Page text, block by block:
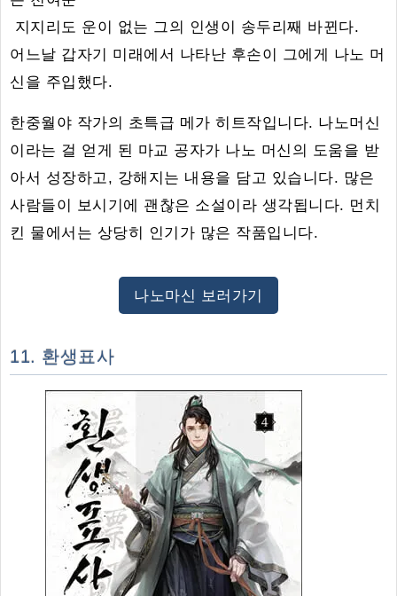
지지리도 운이 없는 그의 인생이 송두리째 바뀐다.
어느날 갑자기 미래에서 나타난 후손이 그에게 나노 머
신을 주입했다.
한중월야 작가의 초특급 메가 히트작입니다. 나노머신
이라는 걸 얻게 된 마교 공자가 나노 머신의 도움을 받
아서 성장하고, 강해지는 내용을 담고 있습니다. 많은
사람들이 보시기에 괜찮은 소설이라 생각됩니다. 먼치
킨 물에서는 상당히 인기가 많은 작품입니다.
나노마신 보러가기
11. 환생표사